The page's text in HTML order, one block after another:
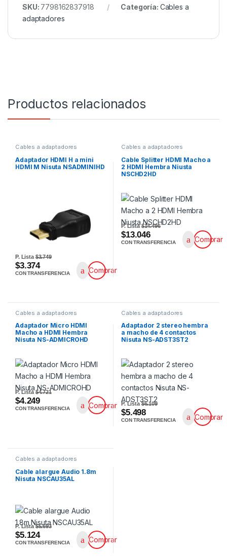
SKU: 7798162837918 Categoría: Cables a
adaptadores
Productos relacionados
Cables a adaptadores
Adaptador HDMI H a mini
HDMI M Nisuta NSADMINIHD
P. Lista$3.749
$3.374
CON TRANSFERENCIA Comprar
Cables a adaptadores
Cable Splitter HDMI Macho a
2 HDMI Hembra Niusta
NSCHD2HD
P. Lista$14.496
$13.046
CON TRANSFERENCIA Comprar
Cables a adaptadores
Adaptador Micro HDMI
Macho a HDMI Hembra
Nisuta NS-ADMICROHD
P. Lista$4.721
$4.249
CON TRANSFERENCIA Comprar
Cables a adaptadores
Adaptador 2 stereo hembra
a macho de 4 contactos
Nisuta NS-ADST3ST2
P. Lista$6.109
$5.498
CON TRANSFERENCIA Comprar
Cables a adaptadores
Cable alargue Audio 1.8m
Nisuta NSCAU35AL
P. Lista$5.693
$5.124
CON TRANSFERENCIA Comprar